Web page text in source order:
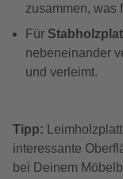
zusammen, was
Für
nebeneinander
und verleimt.
Tipp:
interessante
bei Deinem